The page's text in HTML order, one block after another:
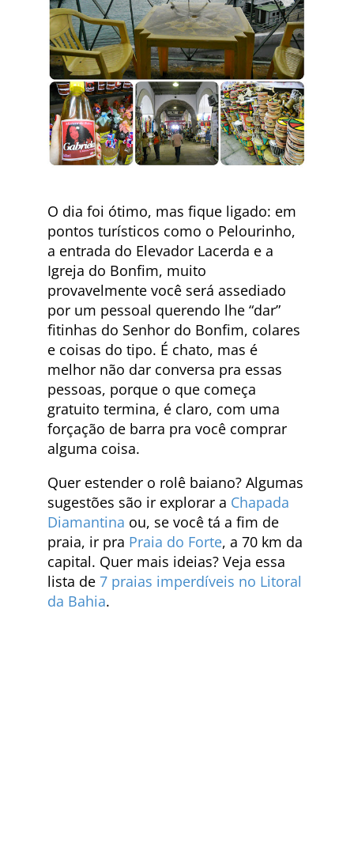
O dia foi ótimo, mas fique ligado: em
pontos turísticos como o Pelourinho,
a entrada do Elevador Lacerda e a
Igreja do Bonfim, muito
provavelmente você será assediado
por um pessoal querendo lhe “dar”
fitinhas do Senhor do Bonfim, colares
e coisas do tipo. É chato, mas é
melhor não dar conversa pra essas
pessoas, porque o que começa
gratuito termina, é claro, com uma
forçação de barra pra você comprar
alguma coisa.
Quer estender o rolê baiano? Algumas
sugestões são ir explorar a Chapada
Diamantina ou, se você tá a fim de
praia, ir pra Praia do Forte, a 70 km da
capital. Quer mais ideias? Veja essa
lista de 7 praias imperdíveis no Litoral
da Bahia.